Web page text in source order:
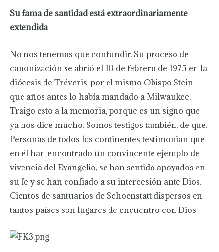
Su fama de santidad está extraordinariamente
extendida
No nos tenemos que confundir. Su proceso de
canonización se abrió el 10 de febrero de 1975 en la
diócesis de Tréveris, por el mismo Obispo Stein
que años antes lo había mandado a Milwaukee.
Traigo esto a la memoria, porque es un signo que
ya nos dice mucho. Somos testigos también, de que.
Personas de todos los continentes testimonian que
en él han encontrado un convincente ejemplo de
vivencia del Evangelio, se han sentido apoyados en
su fe y se han confiado a su intercesión ante Dios.
Cientos de santuarios de Schoenstatt dispersos en
tantos países son lugares de encuentro con Dios.